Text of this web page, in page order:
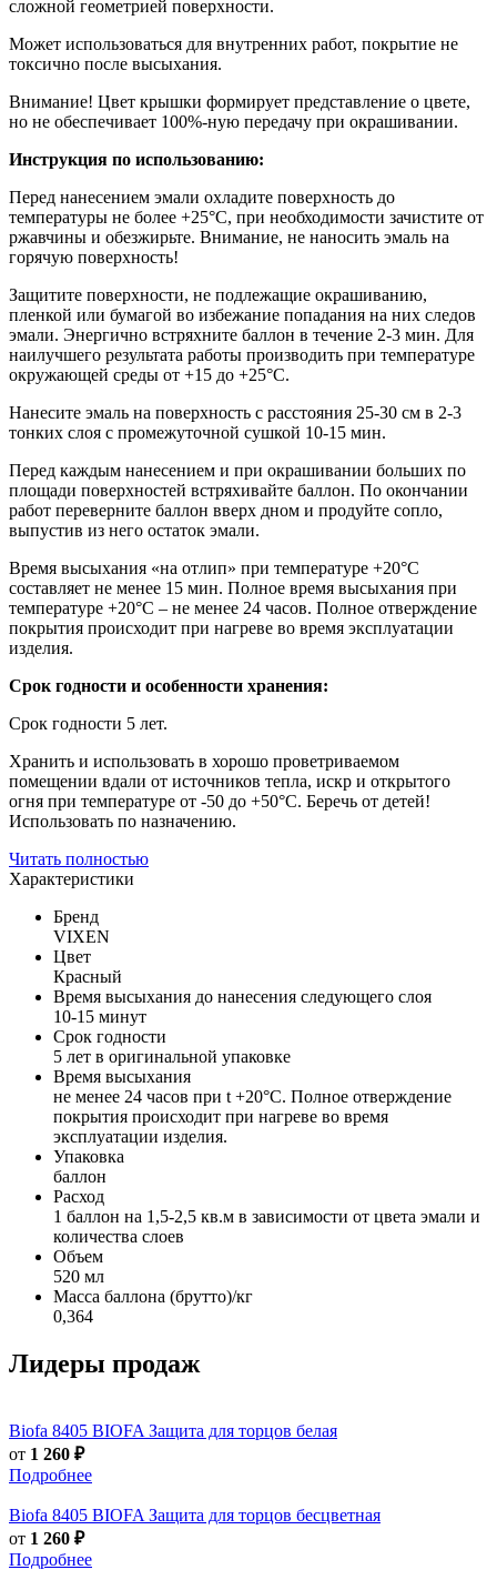
сложной геометрией поверхности.
Может использоваться для внутренних работ, покрытие не
токсично после высыхания.
Внимание! Цвет крышки формирует представление о цвете,
но не обеспечивает 100%-ную передачу при окрашивании.
Инструкция по использованию:
Перед нанесением эмали охладите поверхность до
температуры не более +25°С, при необходимости зачистите от
ржавчины и обезжирьте. Внимание, не наносить эмаль на
горячую поверхность!
Защитите поверхности, не подлежащие окрашиванию,
пленкой или бумагой во избежание попадания на них следов
эмали. Энергично встряхните баллон в течение 2-3 мин. Для
наилучшего результата работы производить при температуре
окружающей среды от +15 до +25°С.
Нанесите эмаль на поверхность с расстояния 25-30 см в 2-3
тонких слоя с промежуточной сушкой 10-15 мин.
Перед каждым нанесением и при окрашивании больших по
площади поверхностей встряхивайте баллон. По окончании
работ переверните баллон вверх дном и продуйте сопло,
выпустив из него остаток эмали.
Время высыхания «на отлип» при температуре +20°С
составляет не менее 15 мин. Полное время высыхания при
температуре +20°С – не менее 24 часов. Полное отверждение
покрытия происходит при нагреве во время эксплуатации
изделия.
Срок годности и особенности хранения:
Срок годности 5 лет.
Хранить и использовать в хорошо проветриваемом
помещении вдали от источников тепла, искр и открытого
огня при температуре от -50 до +50°С. Беречь от детей!
Использовать по назначению.
Читать полностью
Характеристики
Бренд
VIXEN
Цвет
Красный
Время высыхания до нанесения следующего слоя
10-15 минут
Срок годности
5 лет в оригинальной упаковке
Время высыхания
не менее 24 часов при t +20°С. Полное отверждение
покрытия происходит при нагреве во время
эксплуатации изделия.
Упаковка
баллон
Расход
1 баллон на 1,5-2,5 кв.м в зависимости от цвета эмали и
количества слоев
Объем
520 мл
Масса баллона (брутто)/кг
0,364
Лидеры продаж
Biofa 8405 BIOFA Защита для торцов белая
от 1 260 ₽
Подробнее
Biofa 8405 BIOFA Защита для торцов бесцветная
от 1 260 ₽
Подробнее